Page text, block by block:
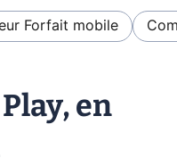
Forfait mobile
en